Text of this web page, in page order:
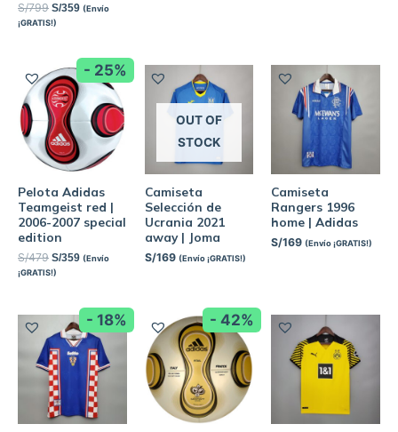
S/799 S/359 (Envío
¡GRATIS!)
- 25%
Pelota Adidas
Teamgeist red |
2006-2007 special
edition
S/479 S/359 (Envío
¡GRATIS!)
OUT OF
STOCK
Camiseta
Selección de
Ucrania 2021
away | Joma
S/169 (Envío ¡GRATIS!)
Camiseta
Rangers 1996
home | Adidas
S/169 (Envío ¡GRATIS!)
- 18% - 42%